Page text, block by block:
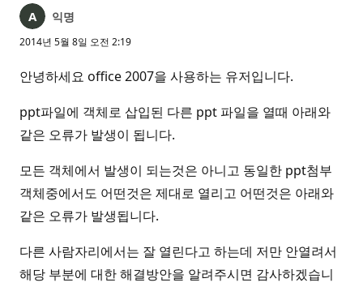
익명
2014년 5월 8일 오전 2:19
안녕하세요 office 2007을 사용하는 유저입니다.
ppt파일에 객체로 삽입된 다른 ppt 파일을 열때 아래와
같은 오류가 발생이 됩니다.
모든 객체에서 발생이 되는것은 아니고 동일한 ppt첨부
객체중에서도 어떤것은 제대로 열리고 어떤것은 아래와
같은 오류가 발생됩니다.
다른 사람자리에서는 잘 열린다고 하는데 저만 안열려서
해당 부분에 대한 해결방안을 알려주시면 감사하겠습니